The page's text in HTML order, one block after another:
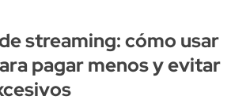
streaming: cómo usar
pagar menos y evitar